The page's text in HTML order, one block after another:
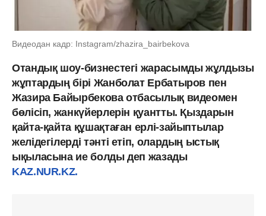
Видеодан кадр: Instagram/zhazira_bairbekova
Отандық шоу-бизнестегі жарасымды жұлдызы
жұптардың бірі Жанболат Ербатыров пен
Жазира Байырбекова отбасылық видеомен
бөлісіп, жанкүйерлерін қуантты. Қыздарын
қайта-қайта құшақтаған ерлі-зайыптылар
желідегілерді тәнті етіп, олардың ыстық
ықыласына ие болды деп жазады
KAZ.NUR.KZ.